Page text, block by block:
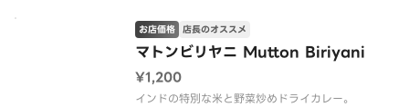
マトンビリヤニ Mutton Biriyani
お店価格 店長のオススメ
¥1,200
インドの特別な米と野菜炒めドライカレー。